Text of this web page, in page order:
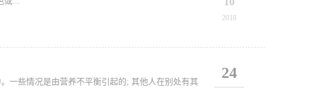
2018
一些情况是由营养不平衡引起的; 其他人在别处有其
24